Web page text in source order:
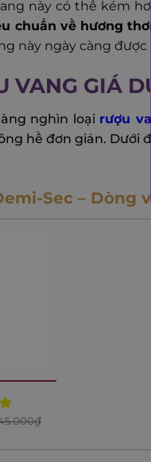
này có thể kém
chuẩn về hương
này ngày càng
VANG GIÁ
nghìn loại rượu
hề đơn giản. Dưới
Sec –
₫